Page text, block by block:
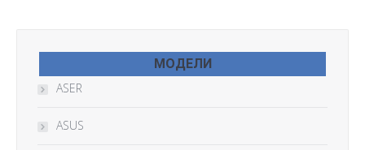
МОДЕЛИ
ASER
ASUS